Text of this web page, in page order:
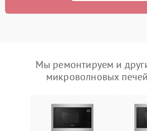
Мы ремонтируем и
микроволновых